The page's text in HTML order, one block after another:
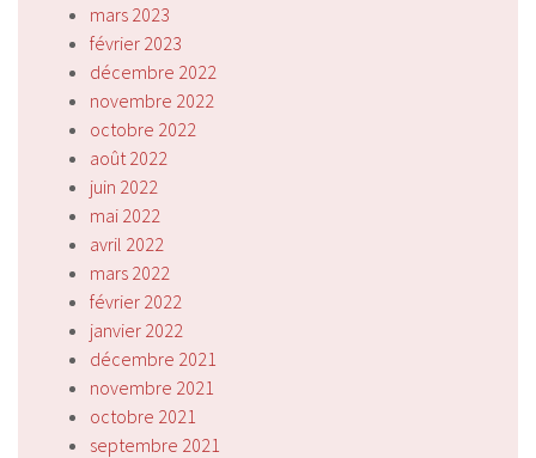
mars 2023
février 2023
décembre 2022
novembre 2022
octobre 2022
août 2022
juin 2022
mai 2022
avril 2022
mars 2022
février 2022
janvier 2022
décembre 2021
novembre 2021
octobre 2021
septembre 2021